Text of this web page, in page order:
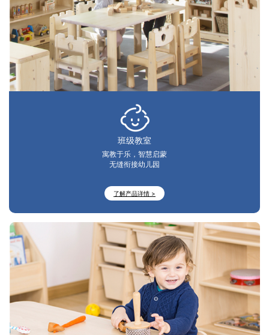
班级教室
寓教于乐，智慧启蒙
无缝衔接幼儿园
了解产品详情 >